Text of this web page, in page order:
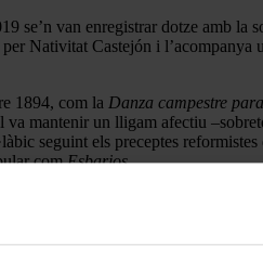
se’n van enregistrar dotze amb
Nativitat Castejón i
1894, com la Danza campestre
mantenir un lligam afectiu
seguint els preceptes
comEsbarjos.
temàtics amb suggerents idees
un caràcter afable, d’arrel diatònica